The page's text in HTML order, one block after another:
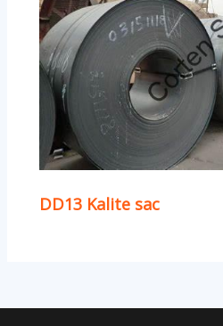
DD13 Kalite sac